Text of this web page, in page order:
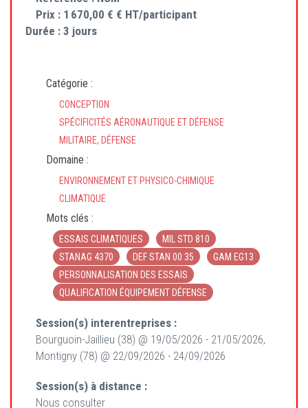
Prix : 1 670,00 € € HT/participant
Durée : 3 jours
Catégorie :
CONCEPTION
SPÉCIFICITÉS AÉRONAUTIQUE ET DÉFENSE
MILITAIRE, DÉFENSE
Domaine :
ENVIRONNEMENT ET PHYSICO-CHIMIQUE
CLIMATIQUE
Mots clés :
ESSAIS CLIMATIQUES
MIL STD 810
STANAG 4370
DEF STAN 00 35
GAM EG13
PERSONNALISATION DES ESSAIS
QUALIFICATION ÉQUIPEMENT DÉFENSE
Session(s) interentreprises :
Bourguoin-Jaillieu (38) @ 19/05/2026 - 21/05/2026,
Montigny (78) @ 22/09/2026 - 24/09/2026
Session(s) à distance :
Nous consulter